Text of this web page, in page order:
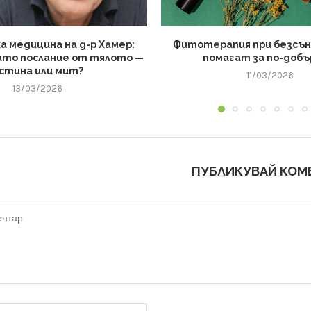
медицина на д-р Хамер:
послание от тялото —
или мит?
13/03/2026
Фитотерапия при
помагат за по-
11/03/2026
ПУБЛИКУВАЙ